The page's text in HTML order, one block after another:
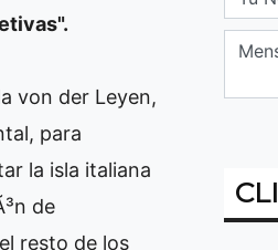
von der Leyen,
para
la isla italiana
de
resto de los